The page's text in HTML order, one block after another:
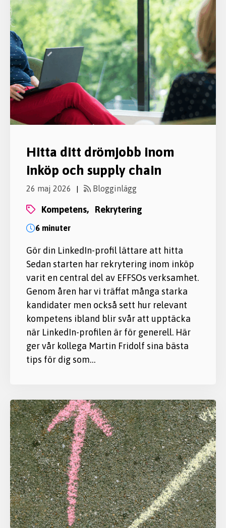
Hitta ditt drömjobb inom
inköp och supply chain
26 maj 2026 | Blogginlägg
kompetens, rekrytering
6 minuter
Gör din LinkedIn-profil lättare att hitta
Sedan starten har rekrytering inom inköp
varit en central del av EFFSOs verksamhet.
Genom åren har vi träffat många starka
kandidater men också sett hur relevant
kompetens ibland blir svår att upptäcka
när LinkedIn-profilen är för generell. Här
ger vår kollega Martin Fridolf sina bästa
tips för dig som…